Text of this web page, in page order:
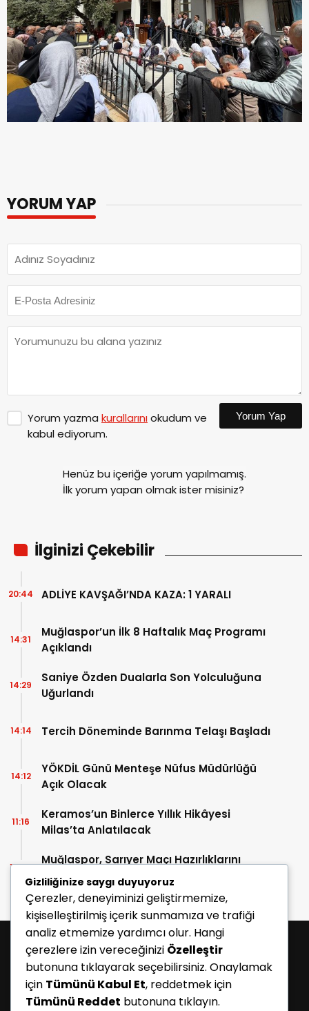
YORUM YAP
Yorum yazma kurallarınıokudum ve
kabul ediyorum.
Yorum Yap
Henüz bu içeriğe yorum yapılmamış.
İlk yorum yapan olmak ister misiniz?
İlginizi Çekebilir
ADLİYE KAVŞAĞI’NDA KAZA: 1 YARALI
20:44
Muğlaspor’un İlk 8 Haftalık Maç Programı
Açıklandı
14:31
Saniye Özden Dualarla Son Yolculuğuna
Uğurlandı
14:29
Tercih Döneminde Barınma Telaşı Başladı
14:14
YÖKDİL Günü Menteşe Nüfus Müdürlüğü
Açık Olacak
14:12
Keramos’un Binlerce Yıllık Hikâyesi
Milas’ta Anlatılacak
11:16
Muğlaspor, Sarıyer Maçı Hazırlıklarını
Sürdürüyor
10:43
Gizliliğinize saygı duyuyoruz
Çerezler, deneyiminizi geliştirmemize,
kişiselleştirilmiş içerik sunmamıza ve trafiği
analiz etmemize yardımcı olur. Hangi
çerezlere izin vereceğinizi Özelleştir
butonuna tıklayarak seçebilirsiniz. Onaylamak
için Tümünü Kabul Et, reddetmek için
Tümünü Reddet butonuna tıklayın.